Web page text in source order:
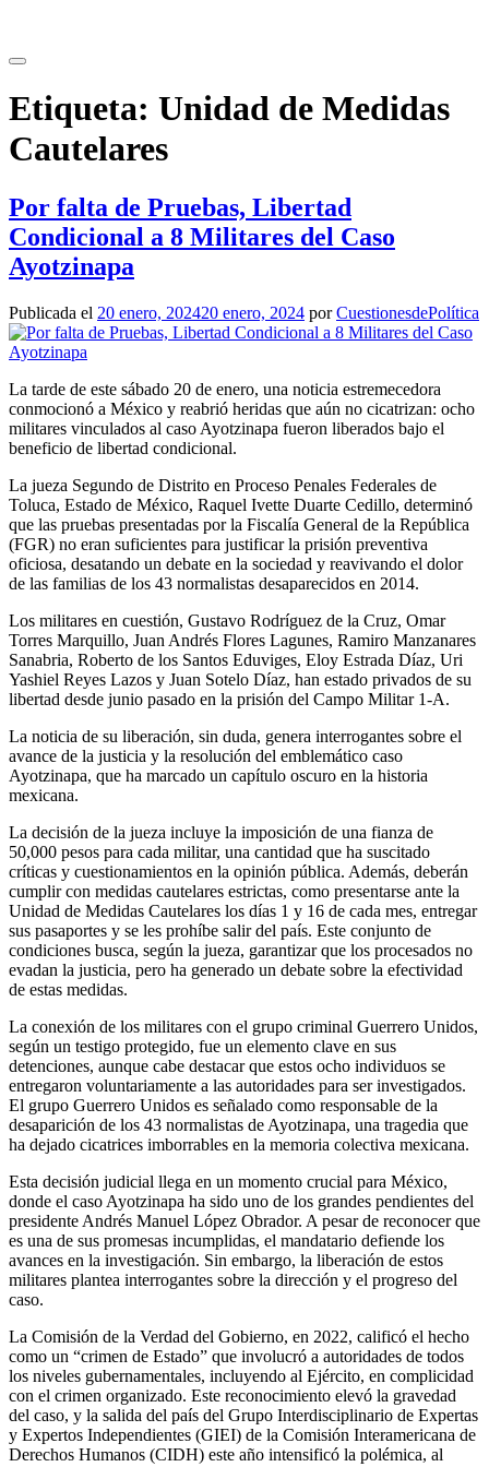
contenido
Etiqueta: Unidad de Medidas
Cautelares
Por falta de Pruebas, Libertad
Condicional a 8 Militares del Caso
Ayotzinapa
Publicada el 20 enero, 202420 enero, 2024 porCuestionesdePolítica
La tarde de este sábado 20 de enero, una noticia estremecedora
conmocionó a México y reabrió heridas que aún no cicatrizan: ocho
militares vinculados al caso Ayotzinapa fueron liberados bajo el
beneficio de libertad condicional.
La jueza Segundo de Distrito en Proceso Penales Federales de
Toluca, Estado de México, Raquel Ivette Duarte Cedillo, determinó
que las pruebas presentadas por la Fiscalía General de la República
(FGR) no eran suficientes para justificar la prisión preventiva
oficiosa, desatando un debate en la sociedad y reavivando el dolor
de las familias de los 43 normalistas desaparecidos en 2014.
Los militares en cuestión, Gustavo Rodríguez de la Cruz, Omar
Torres Marquillo, Juan Andrés Flores Lagunes, Ramiro Manzanares
Sanabria, Roberto de los Santos Eduviges, Eloy Estrada Díaz, Uri
Yashiel Reyes Lazos y Juan Sotelo Díaz, han estado privados de su
libertad desde junio pasado en la prisión del Campo Militar 1-A.
La noticia de su liberación, sin duda, genera interrogantes sobre el
avance de la justicia y la resolución del emblemático caso
Ayotzinapa, que ha marcado un capítulo oscuro en la historia
mexicana.
La decisión de la jueza incluye la imposición de una fianza de
50,000 pesos para cada militar, una cantidad que ha suscitado
críticas y cuestionamientos en la opinión pública. Además, deberán
cumplir con medidas cautelares estrictas, como presentarse ante la
Unidad de Medidas Cautelares los días 1 y 16 de cada mes, entregar
sus pasaportes y se les prohíbe salir del país. Este conjunto de
condiciones busca, según la jueza, garantizar que los procesados no
evadan la justicia, pero ha generado un debate sobre la efectividad
de estas medidas.
La conexión de los militares con el grupo criminal Guerrero Unidos,
según un testigo protegido, fue un elemento clave en sus
detenciones, aunque cabe destacar que estos ocho individuos se
entregaron voluntariamente a las autoridades para ser investigados.
El grupo Guerrero Unidos es señalado como responsable de la
desaparición de los 43 normalistas de Ayotzinapa, una tragedia que
ha dejado cicatrices imborrables en la memoria colectiva mexicana.
Esta decisión judicial llega en un momento crucial para México,
donde el caso Ayotzinapa ha sido uno de los grandes pendientes del
presidente Andrés Manuel López Obrador. A pesar de reconocer que
es una de sus promesas incumplidas, el mandatario defiende los
avances en la investigación. Sin embargo, la liberación de estos
militares plantea interrogantes sobre la dirección y el progreso del
caso.
La Comisión de la Verdad del Gobierno, en 2022, calificó el hecho
como un “crimen de Estado” que involucró a autoridades de todos
los niveles gubernamentales, incluyendo al Ejército, en complicidad
con el crimen organizado. Este reconocimiento elevó la gravedad
del caso, y la salida del país del Grupo Interdisciplinario de Expertas
y Expertos Independientes (GIEI) de la Comisión Interamericana de
Derechos Humanos (CIDH) este año intensificó la polémica, al